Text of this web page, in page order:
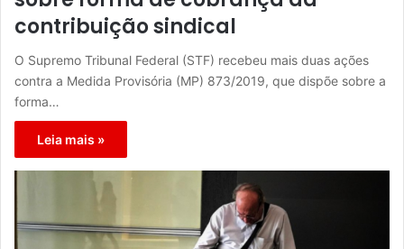
contribuição sindical
O Supremo Tribunal Federal (STF) recebeu mais duas ações
contra a Medida Provisória (MP) 873/2019, que dispõe sobre a
forma…
Leia mais »